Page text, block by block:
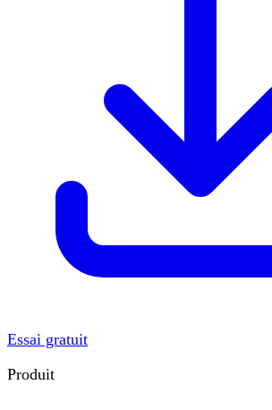
Essai gratuit
Produit